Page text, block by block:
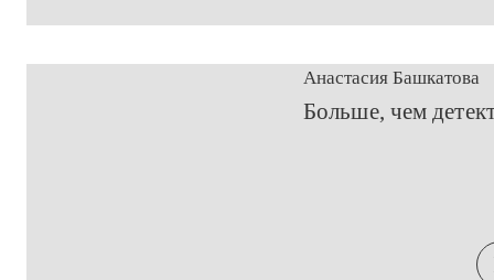
Анастасия Башкатова
Больше, чем